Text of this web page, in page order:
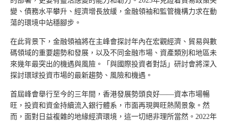
變、債務水平攀升、經濟增長放緩，金融領袖和監管機構力求在動
蕩的環境中站穩腳步。
在此背景下，金融領袖將在主峰會探討年內在宏觀經濟、貿易與數
碼領域的重要趨勢和發展，以及不同金融市場、資產類別和地區未
來幾年最突出的機遇與風險。「與國際投資者對話」研討會將深入
探討環球投資市場的最新趨勢、風險和機遇。
首屆峰會舉行至今的三年間，香港發展勢頭良好­——資本市場暢
旺，投資和資金持續流入銀行體系，市面再現興旺熱鬧景象。然
而，面對日益複雜的地緣經濟環境，這一切絕非理所當然。2022年